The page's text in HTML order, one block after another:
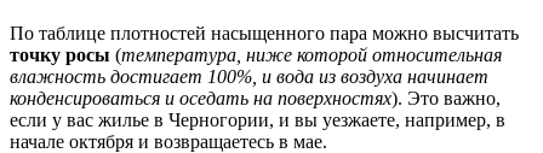
По таблице плотностей насыщенного пара можно высчитать
точку росы (температура, ниже которой относительная
влажность достигает 100%, и вода из воздуха начинает
конденсироваться и оседать на поверхностях). Это важно,
если у вас жилье в Черногории, и вы уезжаете, например, в
начале октября и возвращаетесь в мае.